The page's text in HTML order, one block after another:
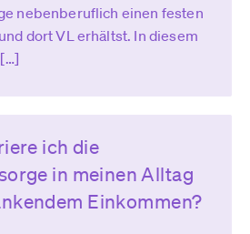
nebenberuflich einen festen
dort VL erhältst. In diesem
ich die
in meinen Alltag
Einkommen?